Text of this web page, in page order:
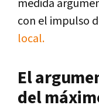
medida
con el impulso
local.
El
del